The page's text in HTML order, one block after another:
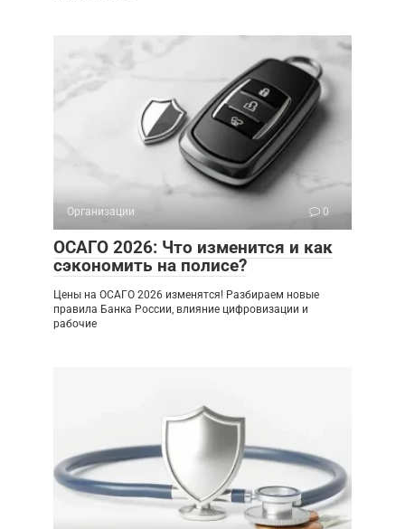
Организации 0
ОСАГО 2026: Что изменится и как
сэкономить на полисе?
Цены на ОСАГО 2026 изменятся! Разбираем новые
правила Банка России, влияние цифровизации и
рабочие